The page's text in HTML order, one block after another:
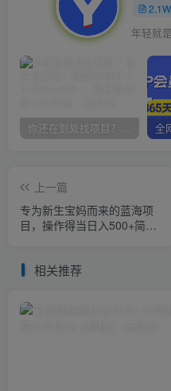
年轻就
你还在到处找项目？还在当韭菜？我靠卖项目一个月收入5万+，曾经我也是个失败者。
上一篇
专为新生宝妈而来的蓝海项
目，操作得当日入500+简单
相关推荐